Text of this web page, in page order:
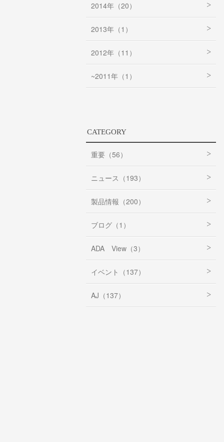
2014年（20）
2013年（1）
2012年（11）
~2011年（1）
CATEGORY
重要（56）
ニュース（193）
製品情報（200）
ブログ（1）
ADA View（3）
イベント（137）
AJ（137）